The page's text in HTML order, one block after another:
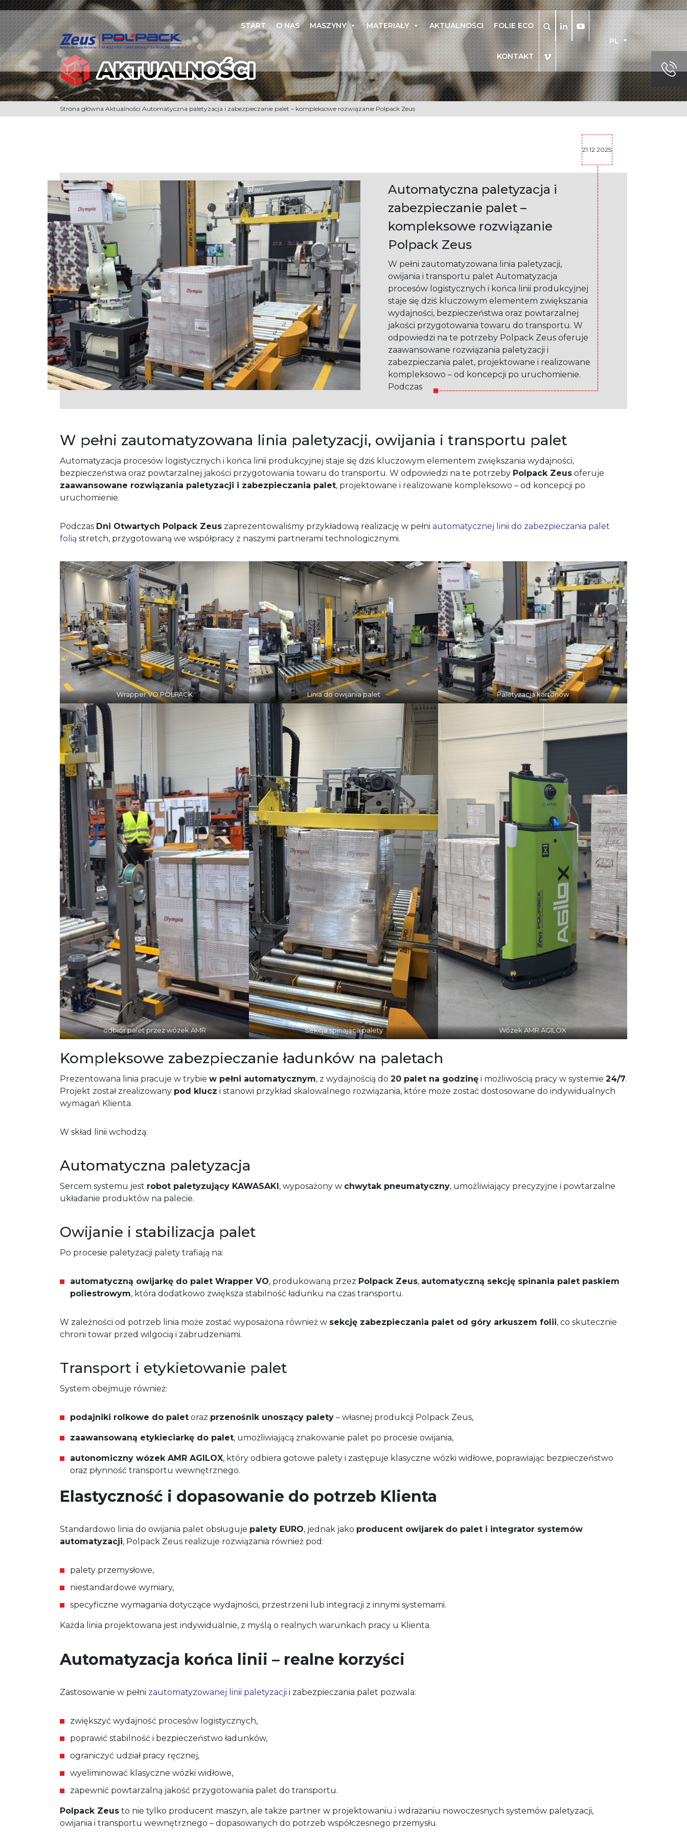
START O NAS MASZYNY MATERIAŁY AKTUALNOŚCI FOLIE ECO
KONTAKT
PL
Szukaj
AKTUALNOŚCI
Strona główna Aktualności Automatyczna paletyzacja i zabezpieczanie palet – kompleksowe rozwiązanie Polpack Zeus
Automatyczna paletyzacja i
zabezpieczanie palet –
kompleksowe rozwiązanie
Polpack Zeus
W pełni zautomatyzowana linia paletyzacji,
owijania i transportu palet Automatyzacja
procesów logistycznych i końca linii produkcyjnej
staje się dziś kluczowym elementem zwiększania
wydajności, bezpieczeństwa oraz powtarzalnej
jakości przygotowania towaru do transportu. W
odpowiedzi na te potrzeby Polpack Zeus oferuje
zaawansowane rozwiązania paletyzacji i
zabezpieczania palet, projektowane i realizowane
kompleksowo – od koncepcji po uruchomienie.
Podczas
21.12 2025
W pełni zautomatyzowana linia paletyzacji, owijania i transportu palet
Automatyzacja procesów logistycznych i końca linii produkcyjnej staje się dziś kluczowym elementem zwiększania wydajności,
bezpieczeństwa oraz powtarzalnej jakości przygotowania towaru do transportu. W odpowiedzi na te potrzeby Polpack Zeus oferuje
zaawansowane rozwiązania paletyzacji i zabezpieczania palet, projektowane i realizowane kompleksowo – od koncepcji po
uruchomienie.
Podczas Dni Otwartych Polpack Zeus zaprezentowaliśmy przykładową realizację w pełni automatycznej linii do zabezpieczania palet
folią stretch, przygotowaną we współpracy z naszymi partnerami technologicznymi.
Wrapper VO POLPACK Linia do owijania palet Paletyzacja kartonów
odbiór palet przez wózek AMR Sekcja spinająca palety Wózek AMR AGILOX
Kompleksowe zabezpieczanie ładunków na paletach
Prezentowana linia pracuje w trybie w pełni automatycznym, z wydajnością do 20 palet na godzinę i możliwością pracy w systemie 24/7.
Projekt został zrealizowany pod klucz i stanowi przykład skalowalnego rozwiązania, które może zostać dostosowane do indywidualnych
wymagań Klienta.
W skład linii wchodzą:
Automatyczna paletyzacja
Sercem systemu jest robot paletyzujący KAWASAKI , wyposażony w chwytak pneumatyczny, umożliwiający precyzyjne i powtarzalne
układanie produktów na palecie.
Owijanie i stabilizacja palet
Po procesie paletyzacji palety trafiają na:
automatyczną owijarkę do palet Wrapper VO, produkowaną przez Polpack Zeus, automatyczną sekcję spinania palet paskiem
poliestrowym, która dodatkowo zwiększa stabilność ładunku na czas transportu.
W zależności od potrzeb linia może zostać wyposażona również w sekcję zabezpieczania palet od góry arkuszem folii, co skutecznie
chroni towar przed wilgocią i zabrudzeniami.
Transport i etykietowanie palet
System obejmuje również:
podajniki rolkowe do palet oraz przenośnik unoszący palety – własnej produkcji Polpack Zeus,
zaawansowaną etykieciarkę do palet, umożliwiającą znakowanie palet po procesie owijania,
autonomiczny wózek AMR AGILOX, który odbiera gotowe palety i zastępuje klasyczne wózki widłowe, poprawiając bezpieczeństwo
oraz płynność transportu wewnętrznego.
Elastyczność i dopasowanie do potrzeb Klienta
Standardowo linia do owijania palet obsługuje palety EURO, jednak jako producent owijarek do palet i integrator systemów
automatyzacji, Polpack Zeus realizuje rozwiązania również pod:
palety przemysłowe,
niestandardowe wymiary,
specyficzne wymagania dotyczące wydajności, przestrzeni lub integracji z innymi systemami.
Każda linia projektowana jest indywidualnie, z myślą o realnych warunkach pracy u Klienta.
Automatyzacja końca linii – realne korzyści
Zastosowanie w pełni zautomatyzowanej linii paletyzacji i zabezpieczania palet pozwala:
zwiększyć wydajność procesów logistycznych,
poprawić stabilność i bezpieczeństwo ładunków,
ograniczyć udział pracy ręcznej,
wyeliminować klasyczne wózki widłowe,
zapewnić powtarzalną jakość przygotowania palet do transportu.
Polpack Zeus to nie tylko producent maszyn, ale także partner w projektowaniu i wdrażaniu nowoczesnych systemów paletyzacji,
owijania i transportu wewnętrznego – dopasowanych do potrzeb współczesnego przemysłu.